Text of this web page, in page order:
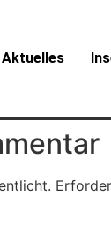
Aktuelles